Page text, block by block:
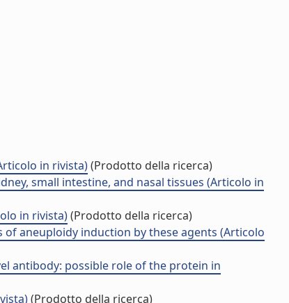
in rivista)(Prodotto della ricerca)
small intestine, and nasal tissues (Articolo in
in rivista)(Prodotto della ricerca)
aneuploidy induction by these agents (Articolo
antibody: possible role of the protein in
(Prodotto della ricerca)